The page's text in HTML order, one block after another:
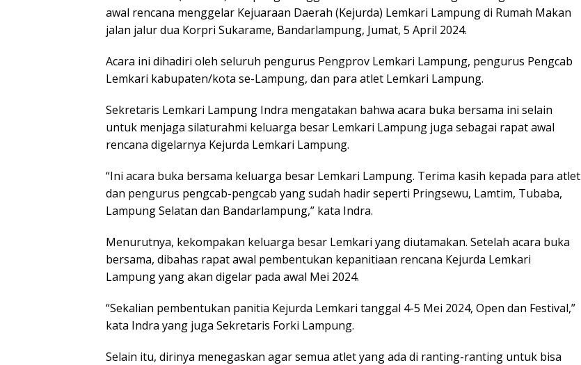
awal rencana menggelar Kejuaraan Daerah (Kejurda) Lemkari Lampung di Rumah Makan
jalan jalur dua Korpri Sukarame, Bandarlampung, Jumat, 5 April 2024.
Acara ini dihadiri oleh seluruh pengurus Pengprov Lemkari Lampung, pengurus Pengcab
Lemkari kabupaten/kota se-Lampung, dan para atlet Lemkari Lampung.
Sekretaris Lemkari Lampung Indra mengatakan bahwa acara buka bersama ini selain
untuk menjaga silaturahmi keluarga besar Lemkari Lampung juga sebagai rapat awal
rencana digelarnya Kejurda Lemkari Lampung.
“Ini acara buka bersama keluarga besar Lemkari Lampung. Terima kasih kepada para atlet
dan pengurus pengcab-pengcab yang sudah hadir seperti Pringsewu, Lamtim, Tubaba,
Lampung Selatan dan Bandarlampung,” kata Indra.
Menurutnya, kekompakan keluarga besar Lemkari yang diutamakan. Setelah acara buka
bersama, dibahas rapat awal pembentukan kepanitiaan rencana Kejurda Lemkari
Lampung yang akan digelar pada awal Mei 2024.
“Sekalian pembentukan panitia Kejurda Lemkari tanggal 4-5 Mei 2024, Open dan Festival,”
kata Indra yang juga Sekretaris Forki Lampung.
Selain itu, dirinya menegaskan agar semua atlet yang ada di ranting-ranting untuk bisa